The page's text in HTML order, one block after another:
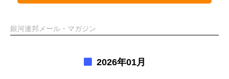
銀河連邦メール・マガジン
2026年01月